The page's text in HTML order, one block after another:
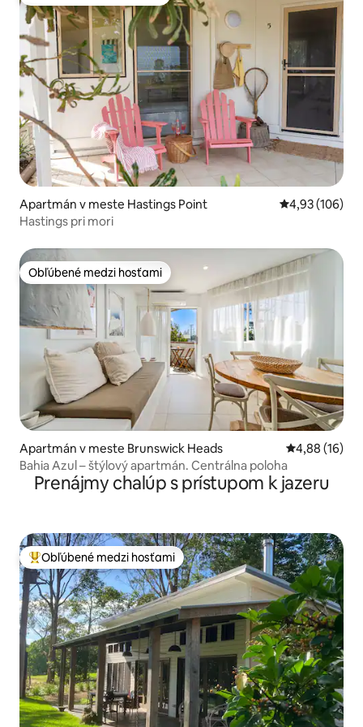
Apartmán v meste Hastings Point Priemerné
4,93 (106)
Hastings pri mori
Obľúbené medzi hosťami
Obľúbené medzi hosťami
Apartmán v meste Brunswick Heads Priemerné
4,88 (16)
Bahia Azul – štýlový apartmán. Centrálna poloha
Prenájmy chalúp s prístupom k jazeru
Najobľúbenejšie medzi hosťami
Obľúbené medzi hosťami